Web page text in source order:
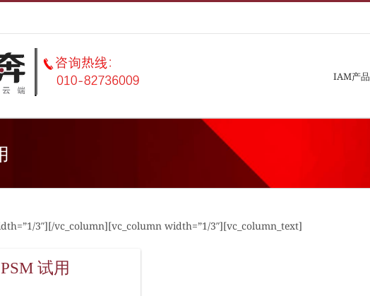
IAM产品
3″][/vc_column][vc_column width=”1/3″][vc_column_text]
试用